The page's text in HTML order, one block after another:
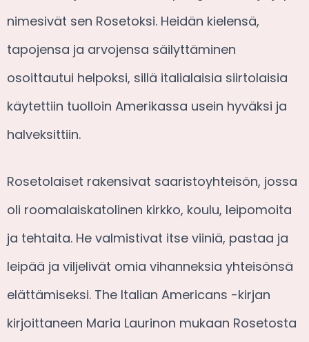
nimesivät sen Rosetoksi. Heidän kielensä,
tapojensa ja arvojensa säilyttäminen
osoittautui helpoksi, sillä italialaisia siirtolaisia
käytettiin tuolloin Amerikassa usein hyväksi ja
halveksittiin.
Rosetolaiset rakensivat saaristoyhteisön, jossa
oli roomalaiskatolinen kirkko, koulu, leipomoita
ja tehtaita. He valmistivat itse viiniä, pastaa ja
leipää ja viljelivät omia vihanneksia yhteisönsä
elättämiseksi. The Italian Americans -kirjan
kirjoittaneen Maria Laurinon mukaan Rosetosta